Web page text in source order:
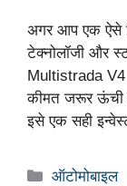
अगर आप एक ऐसे
टेक्नोलॉजी और
Multistrada
कीमत जरूर ऊंची
इसे एक सही
Categories
ऑटोमोबाइल